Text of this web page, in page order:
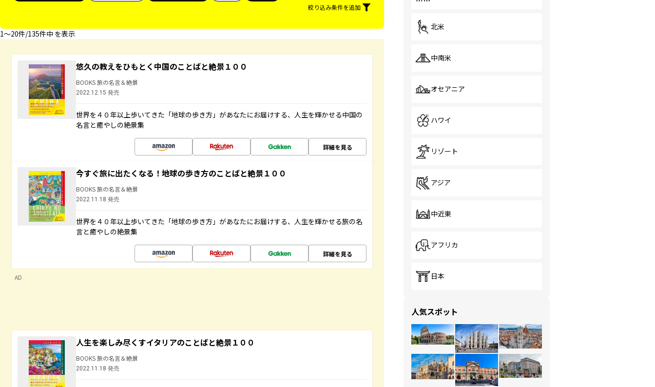
絞り込み条件を追加
1〜20件/135件中 を表示
悠久の教えをひもとく中国のことばと絶景１００
BOOKS 旅の名言＆絶景
2022.12.15 発売
世界を４０年以上歩いてきた「地球の歩き方」があなたにお届けする、人生を輝かせる中国の
名言と癒やしの絶景集
詳細を見る
今すぐ旅に出たくなる！地球の歩き方のことばと絶景１００
BOOKS 旅の名言＆絶景
2022.11.18 発売
世界を４０年以上歩いてきた「地球の歩き方」があなたにお届けする、人生を輝かせる旅の名
言と癒やしの絶景集
詳細を見る
AD
人生を楽しみ尽くすイタリアのことばと絶景１００
BOOKS 旅の名言＆絶景
2022.11.18 発売
北米
中南米
オセアニア
ハワイ
リゾート
アジア
中近東
アフリカ
日本
人気スポット